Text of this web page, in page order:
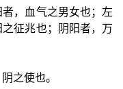
，血气之男女也；左
征兆也；阴阳者，万
之使也。